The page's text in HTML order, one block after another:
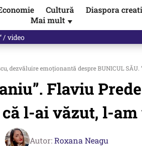
Cultură Diaspora
Mai mult ▼
/ video
dezvăluire emoționantă despre BUNICUL
Flaviu
că l-ai văzut, l-
Autor:Roxana Neagu